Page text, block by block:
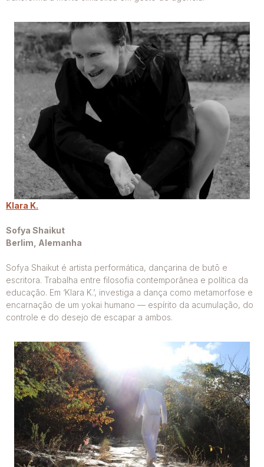
Klara K.
Sofya Shaikut
Berlim, Alemanha
Sofya Shaikut é artista performática, dançarina de butō e
escritora. Trabalha entre filosofia contemporânea e política da
educação. Em ‘Klara K.’, investiga a dança como metamorfose e
encarnação de um yokai humano — espírito da acumulação, do
controle e do desejo de escapar a ambos.